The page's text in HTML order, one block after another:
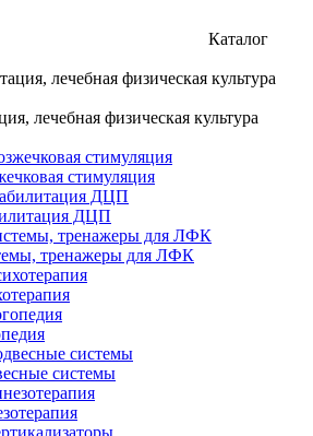
Каталог
лечебная физическая культура
стимуляция
ДЦП
тренажеры для ЛФК
системы